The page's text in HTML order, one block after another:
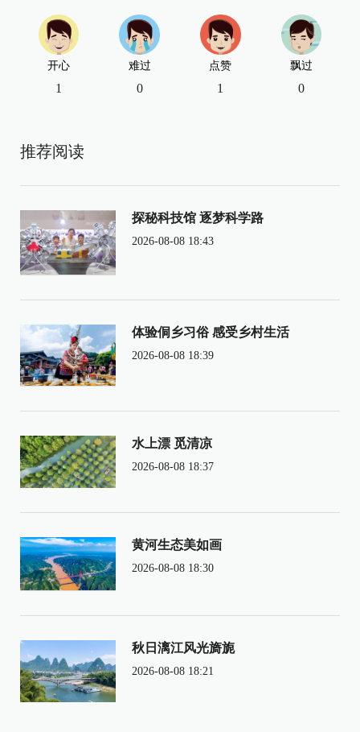
开心
1
难过
0
点赞
1
飘过
0
推荐阅读
探秘科技馆 逐梦科学路
2026-08-08 18:43
体验侗乡习俗 感受乡村生活
2026-08-08 18:39
水上漂 觅清凉
2026-08-08 18:37
黄河生态美如画
2026-08-08 18:30
秋日漓江风光旖旎
2026-08-08 18:21